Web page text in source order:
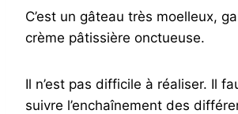
C’est un gâteau très moelleux,
crème pâtissière onctueuse.
Il n’est pas difficile à réaliser. Il
suivre l’enchaînement des